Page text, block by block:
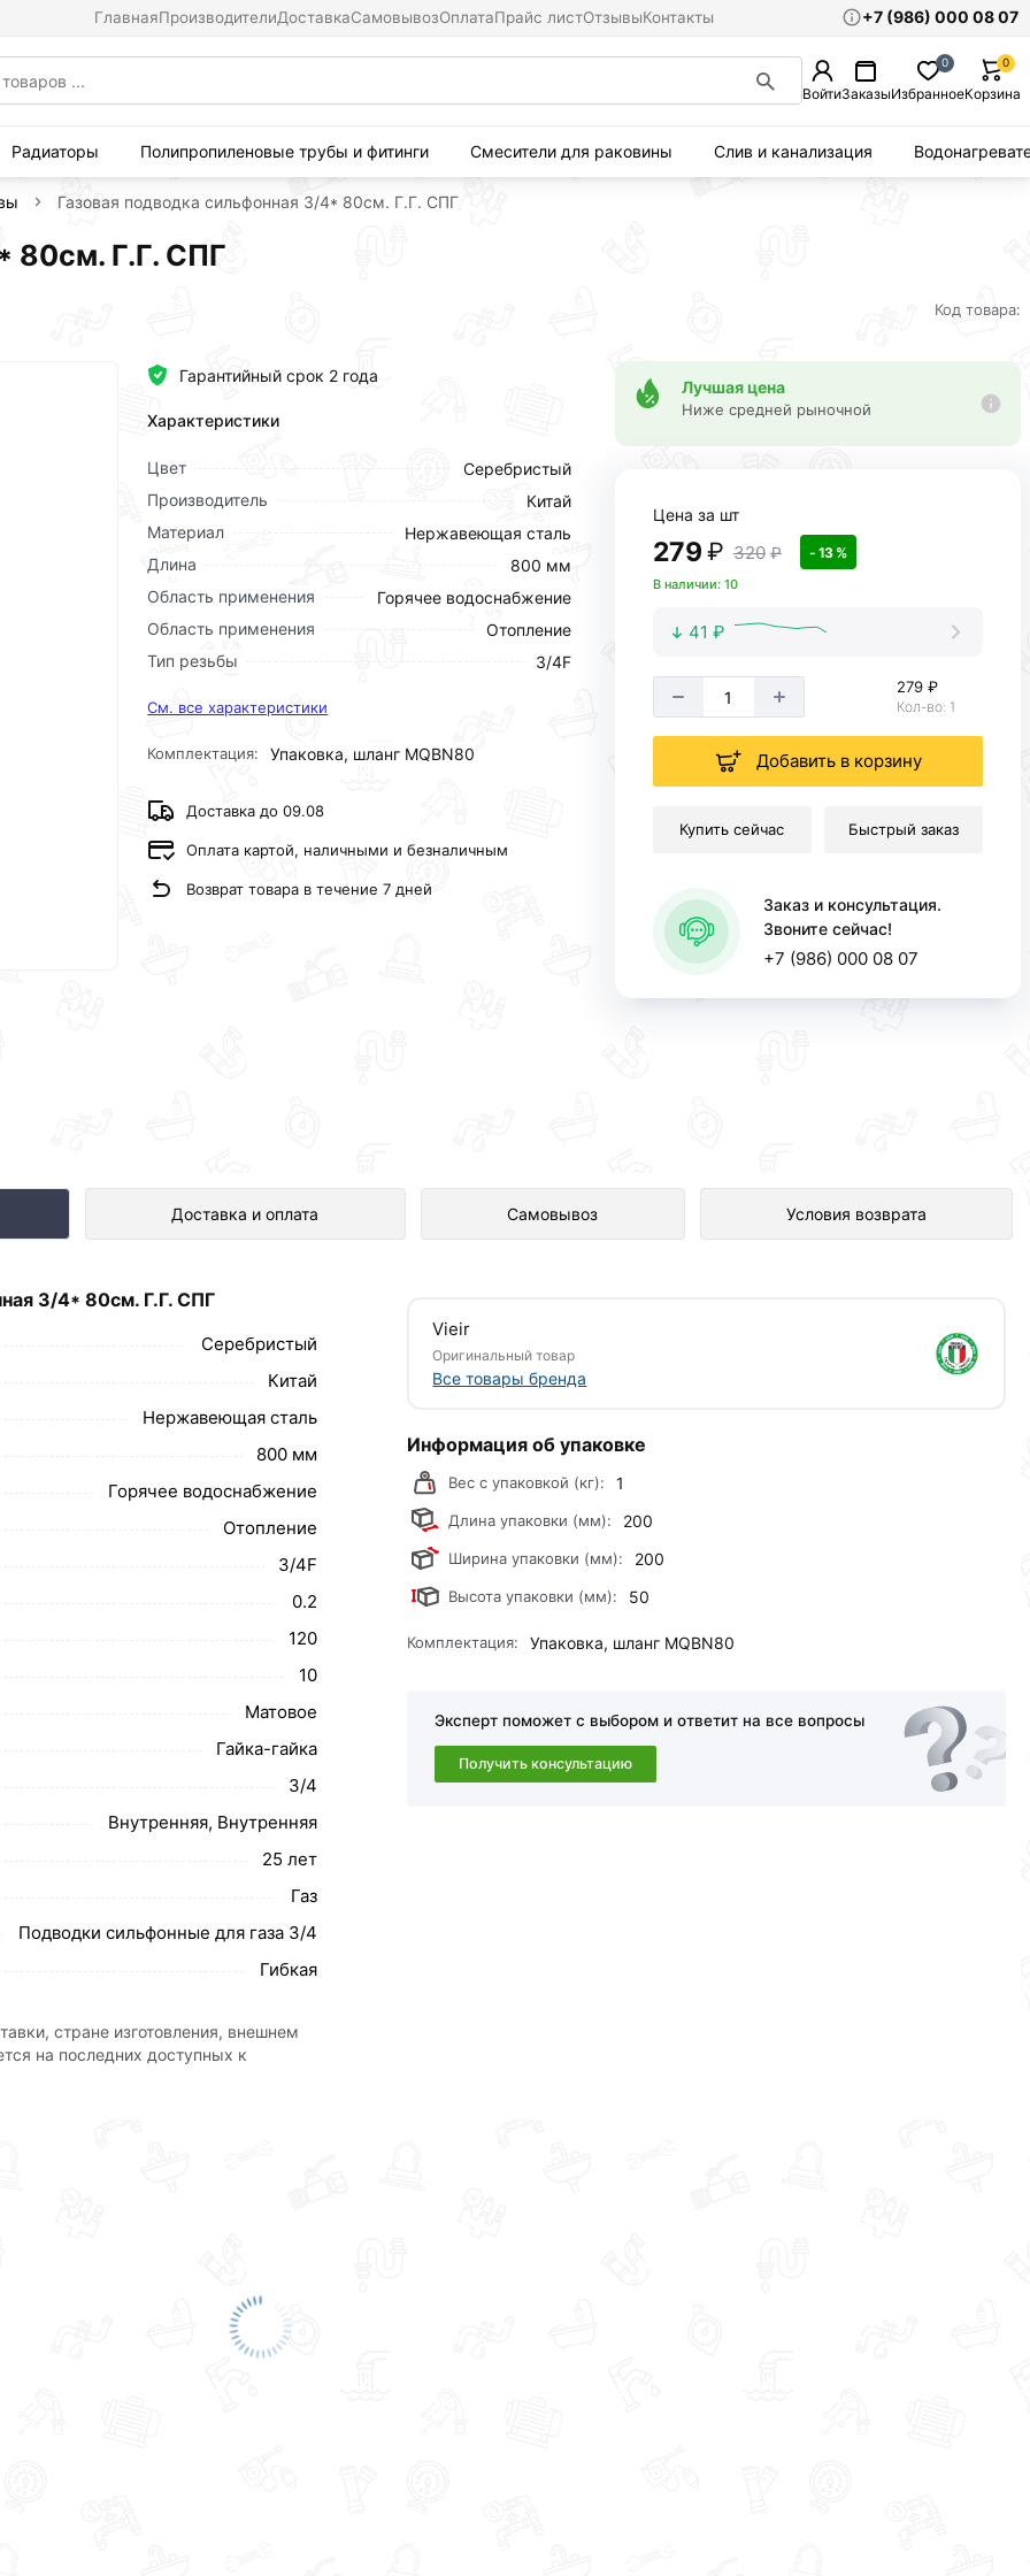
ГлавнаяПроизводителиДоставкаСамовывозОплатаПрайс листОтзывыКонтакты +7 (986) 000 08 07
ВойтиЗаказыИзбранное
0
Корзина
0
Радиаторы Полипропиленовые трубы и фитинги Смесители для раковины Слив и канализация
Газовaя подводка сильфонная 3/4* 80см. Г.Г. СПГ
80см. Г.Г. СПГ
Код товара:
Гарантийный срок 2 года
Характеристики
Цвет
Серебристый
Производитель
Китай
Материал
Нержавеющая сталь
Длина
800 мм
Область применения
Горячее водоснабжение
Область применения
Отопление
Тип резьбы
3/4F
См. все характеристики
Комплектация: Упаковка, шланг MQBN80
Доставка до 09.08
Оплата картой, наличными и безналичным
Возврат товара в течение 7 дней
Лучшая цена
Ниже средней рыночной
Цена за шт
279 ₽ 320 ₽ - 13 %
В наличии: 10
41 ₽
279 ₽
Кол-во: 1
Добавить в корзину
Купить сейчас Быстрый заказ
Заказ и консультация.
Звоните сейчас!
+7 (986) 000 08 07
Доставка и оплата Самовывоз Условия возврата
80см. Г.Г. СПГ представлен в интернет-магазине Сантехника по
длина 80 см. Артикул (MQBN80).
из нержавеющей стали, гофрированный
быть плита, камин, духовка, котел и
по контактам указанным на сайте.
3/4* 80см. Г.Г. СПГ действительны в
с Вами для согласования условий
рекомендуем ознакомиться с
всем стандартам качества. Возврат купленного товарa в течение 30 дней (наличие чека обязательно).
3/4* 80см. Г.Г. СПГ
Серебристый
Китай
Нержавеющая сталь
800 мм
Горячее водоснабжение
Отопление
3/4F
0.2
120
10
Матовое
Гайка-гайка
3/4
Внутренняя, Внутренняя
25 лет
Газ
Подводки сильфонные для газа 3/4
Гибкая
стране изготовления, внешнем
на последних доступных к
Vieir
Оригинальный товар
Все товары бренда
Информация об упаковке
Вес с упаковкой (кг): 1
Длина упаковки (мм): 200
Ширина упаковки (мм): 200
Высота упаковки (мм): 50
Комплектация: Упаковка, шланг MQBN80
Эксперт поможет с выбором и ответит на все вопросы
Получить консультацию